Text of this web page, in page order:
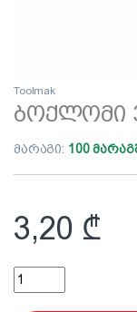
Toolmak
ბოქლომი
მარაგი: 100
3,20 ₾
ბოქლომი 32მმ